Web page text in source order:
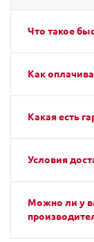
Что такое
Как
Какая есть
Условия
Можно ли у